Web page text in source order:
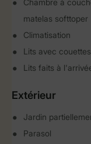
Chambre à
matelas softtoper
Climatisation
Lits avec
Lits faits à
Extérieur
Jardin
Parasol